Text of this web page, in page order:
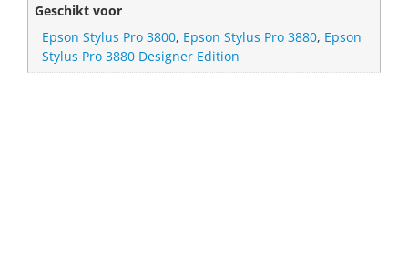
Geschikt voor
Epson Stylus Pro 3800, Epson Stylus Pro 3880, Epson
Stylus Pro 3880 Designer Edition